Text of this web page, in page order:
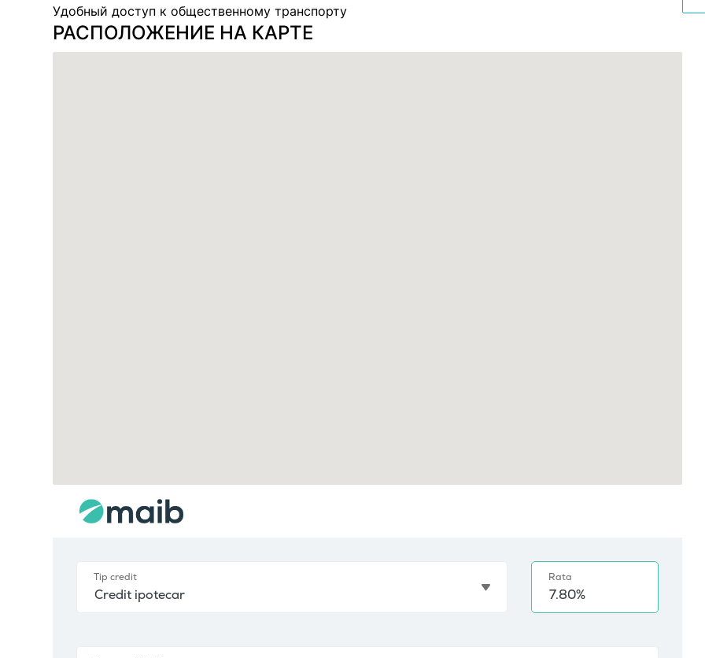
Удобный доступ к общественному транспорту
РАСПОЛОЖЕНИЕ НА КАРТЕ